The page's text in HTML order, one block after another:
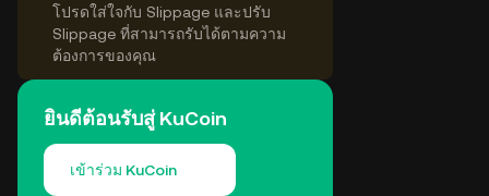
โปรดใส่ใจกับ Slippage และปรับ
Slippage ที่สามารถรับได้ตามความ
ต้องการของคุณ
ยินดีต้อนรับสู่ KuCoin
เข้าร่วม KuCoin